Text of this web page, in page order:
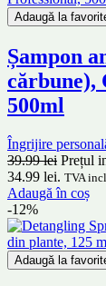
Adaugă la
Șampon
cărbune),
500ml
Îngrijire
39.99lei Prețul
34.99 lei. TVA
Adaugă în coș
-12%
Adaugă la